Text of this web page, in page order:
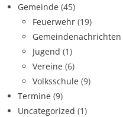
Gemeinde (45)
Feuerwehr (19)
Gemeindenachrichten
Jugend (1)
Vereine (6)
Volksschule (9)
Termine (9)
Uncategorized (1)